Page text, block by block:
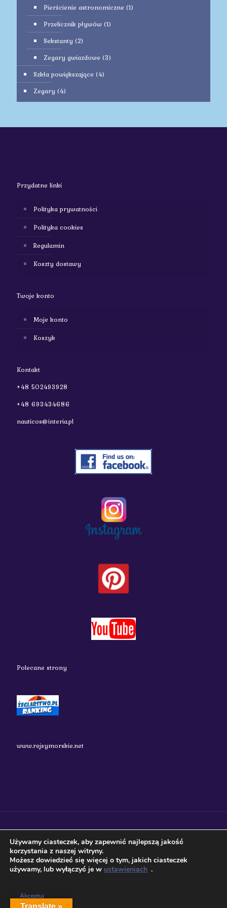
Pierścienie astronomiczne (1)
Przelicznik pływów (1)
Sekstanty (2)
Zegary gwiazdowe (3)
Szkła powiększające (4)
Zegary (4)
Przydatne linki
Polityka prywatności
Polityka cookies
Regulamin
Koszty dostawy
Twoje konto
Moje konto
Koszyk
Kontakt
+48 502493928
+48 693434686
nauticos@interia.pl
Polecane strony
www.rejsymorskie.net
nauticos.pl 2018 Wszystkie prawa zastrzeżone.
Translate »
Używamy ciasteczek, aby zapewnić najlepszą jakość
korzystania z naszej witryny.
Możesz dowiedzieć się więcej o tym, jakich ciasteczek
używamy, lub wyłączyć je w ustawieniach .
Akceptuj